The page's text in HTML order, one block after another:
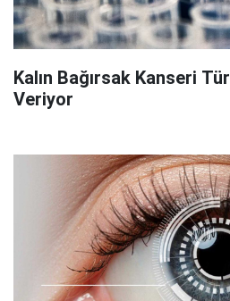
Kalın Bağırsak Kanseri
Veriyor